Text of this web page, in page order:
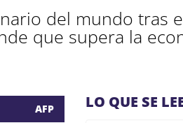
del mundo tras
que supera la
AFP LO QUE SE